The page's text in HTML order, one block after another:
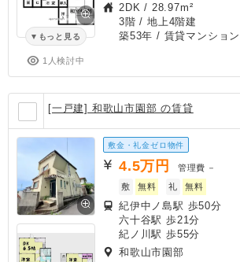
もっと見る
1人検討中
2DK / 28.97m²
3階 / 地上4階建
築53年 / 賃貸マンション
[一戸建] 和歌山市園部 の賃貸
敷金・礼金ゼロ物件
4.5万円 管理費 －
敷
無料 礼 無料
紀伊中ノ島駅 歩50分
六十谷駅 歩21分
紀ノ川駅 歩55分
和歌山市園部